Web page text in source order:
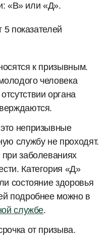
«В» или «Д».
5 показателей
к призывным.
человека
органа
непризывные
службу не проходят.
при заболеваниях
Категория «Д»
состояние здоровья
подробнее можно в
службе.
от призыва.